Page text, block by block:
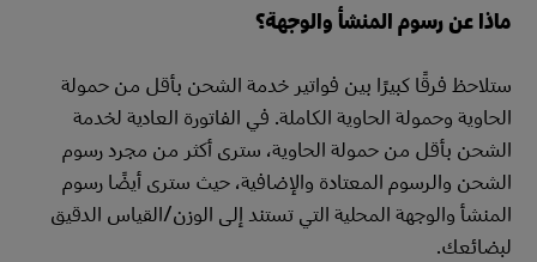
ماذا عن رسوم المنشأ والوجهة؟
ستلاحظ فرقًا كبيرًا بين فواتير خدمة الشحن بأقل من حمولة
الحاوية وحمولة الحاوية الكاملة. في الفاتورة العادية لخدمة
الشحن بأقل من حمولة الحاوية، سترى أكثر من مجرد رسوم
الشحن والرسوم المعتادة والإضافية، حيث سترى أيضًا رسوم
المنشأ والوجهة المحلية التي تستند إلى الوزن/القياس الدقيق
لبضائعك.